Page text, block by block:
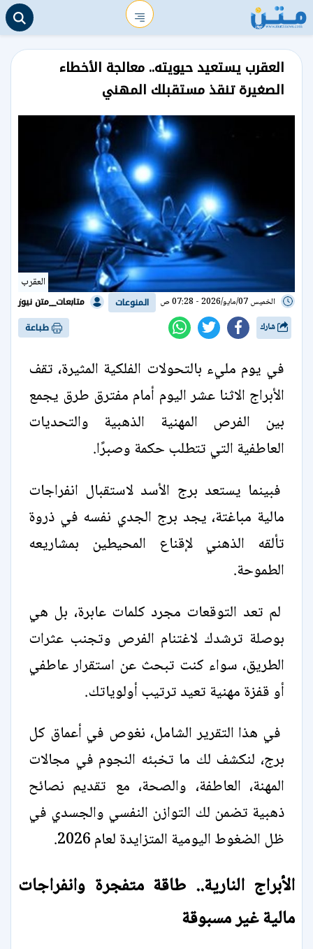
العقرب يستعيد حيويته.. معالجة الأخطاء
الصغيرة تنقذ مستقبلك المهني
العقرب
الخميس 07/مايو/2026 - 07:28 ص المنوعات متابعات__متن نيوز
طباعة
في يوم مليء بالتحولات الفلكية المثيرة، تقف
الأبراج الاثنا عشر اليوم أمام مفترق طرق يجمع
بين الفرص المهنية الذهبية والتحديات
العاطفية التي تتطلب حكمة وصبرًا.
فبينما يستعد برج الأسد لاستقبال انفراجات
مالية مباغتة، يجد برج الجدي نفسه في ذروة
تألقه الذهني لإقناع المحيطين بمشاريعه
الطموحة.
لم تعد التوقعات مجرد كلمات عابرة، بل هي
بوصلة ترشدك لاغتنام الفرص وتجنب عثرات
الطريق، سواء كنت تبحث عن استقرار عاطفي
أو قفزة مهنية تعيد ترتيب أولوياتك.
في هذا التقرير الشامل، نغوص في أعماق كل
برج، لنكشف لك ما تخبئه النجوم في مجالات
المهنة، العاطفة، والصحة، مع تقديم نصائح
ذهبية تضمن لك التوازن النفسي والجسدي في
ظل الضغوط اليومية المتزايدة لعام 2026.
الأبراج النارية.. طاقة متفجرة وانفراجات
مالية غير مسبوقة